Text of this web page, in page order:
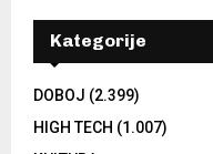
Kategorije
DOBOJ (2.399)
HIGH TECH (1.007)